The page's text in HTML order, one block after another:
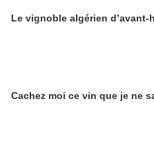
Alain Edouard
Le vignoble algérien d’avant-
Cachez moi ce vin que je ne